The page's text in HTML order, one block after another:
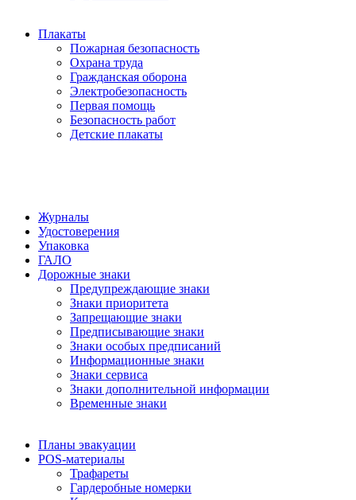
Плакаты
Пожарная безопасность
Охрана труда
Гражданская оборона
Электробезопасность
Первая помощь
Безопасность работ
Детские плакаты
Журналы
Удостоверения
Упаковка
ГАЛО
Дорожные знаки
Предупреждающие знаки
Знаки приоритета
Запрещающие знаки
Предписывающие знаки
Знаки особых предписаний
Информационные знаки
Знаки сервиса
Знаки дополнительной информации
Временные знаки
Планы эвакуации
POS-материалы
Трафареты
Гардеробные номерки